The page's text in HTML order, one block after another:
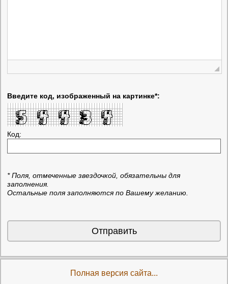
Введите код, изображенный на картинке*:
Код:
* Поля, отмеченные звездочкой, обязательны для
заполнения.
Остальные поля заполняются по Вашему желанию.
Отправить
Полная версия сайта...